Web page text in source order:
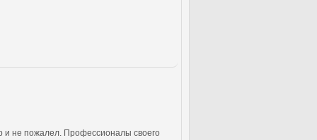
и не пожалел. Профессионалы своего